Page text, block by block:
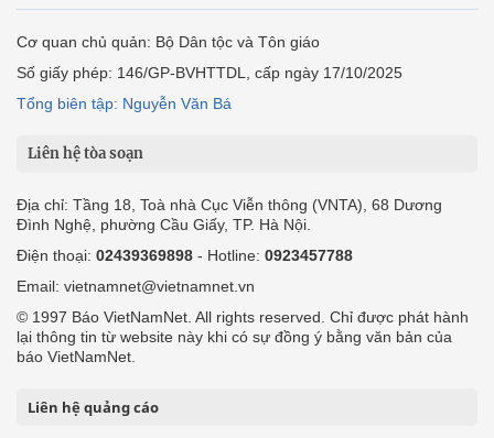
Cơ quan chủ quản: Bộ Dân tộc và Tôn giáo
Số giấy phép: 146/GP-BVHTTDL, cấp ngày 17/10/2025
Tổng biên tập: Nguyễn Văn Bá
Liên hệ tòa soạn
Địa chỉ: Tầng 18, Toà nhà Cục Viễn thông (VNTA), 68 Dương
Đình Nghệ, phường Cầu Giấy, TP. Hà Nội.
Điện thoại: 02439369898 - Hotline: 0923457788
Email: vietnamnet@vietnamnet.vn
© 1997 Báo VietNamNet. All rights reserved. Chỉ được phát hành
lại thông tin từ website này khi có sự đồng ý bằng văn bản của
báo VietNamNet.
Liên hệ quảng cáo